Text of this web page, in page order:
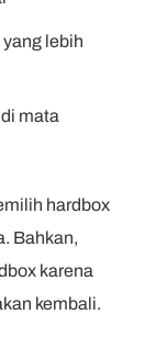
lebih
mata
hardbox
Bahkan,
karena
kembali.